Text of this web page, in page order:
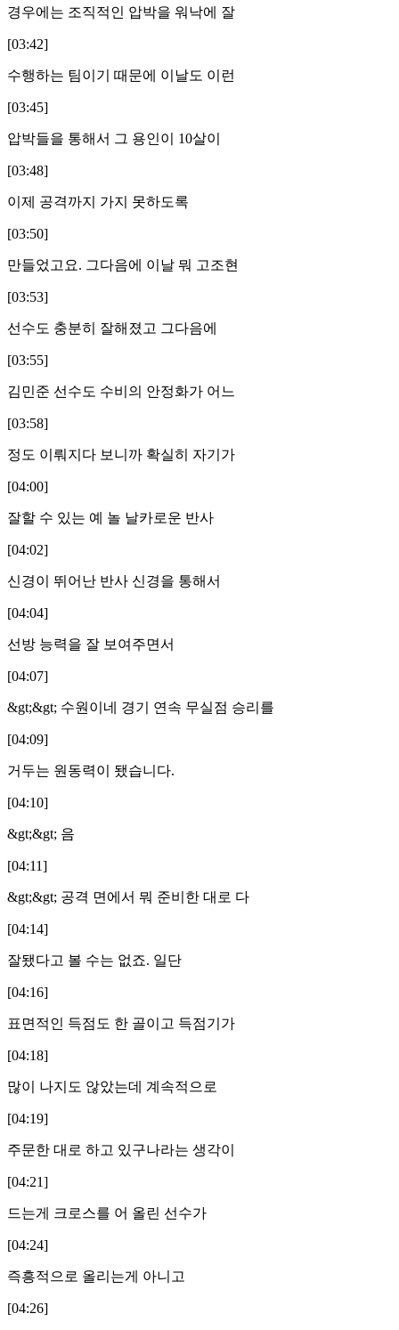
경우에는 조직적인 압박을 워낙에 잘
[03:42]
수행하는 팀이기 때문에 이날도 이런
[03:45]
압박들을 통해서 그 용인이 10살이
[03:48]
이제 공격까지 가지 못하도록
[03:50]
만들었고요. 그다음에 이날 뭐 고조현
[03:53]
선수도 충분히 잘해졌고 그다음에
[03:55]
김민준 선수도 수비의 안정화가 어느
[03:58]
정도 이뤄지다 보니까 확실히 자기가
[04:00]
잘할 수 있는 예 놀 날카로운 반사
[04:02]
신경이 뛰어난 반사 신경을 통해서
[04:04]
선방 능력을 잘 보여주면서
[04:07]
&gt;&gt; 수원이네 경기 연속 무실점 승리를
[04:09]
거두는 원동력이 됐습니다.
[04:10]
&gt;&gt; 음
[04:11]
&gt;&gt; 공격 면에서 뭐 준비한 대로 다
[04:14]
잘됐다고 볼 수는 없죠. 일단
[04:16]
표면적인 득점도 한 골이고 득점기가
[04:18]
많이 나지도 않았는데 계속적으로
[04:19]
주문한 대로 하고 있구나라는 생각이
[04:21]
드는게 크로스를 어 올린 선수가
[04:24]
즉흥적으로 올리는게 아니고
[04:26]